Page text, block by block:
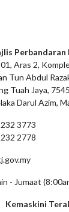
Perbandaran
Aras 2,
Tun Abdul
Tuah Jaya,
Darul Azim,
3773
2778
- Jumaat
Kemaskini